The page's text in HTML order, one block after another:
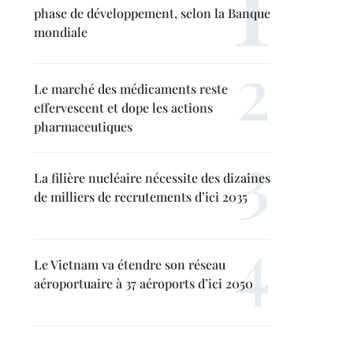
phase de développement, selon la Banque
mondiale
Le marché des médicaments reste
effervescent et dope les actions
pharmaceutiques
La filière nucléaire nécessite des dizaines
de milliers de recrutements d’ici 2035
Le Vietnam va étendre son réseau
aéroportuaire à 37 aéroports d’ici 2050